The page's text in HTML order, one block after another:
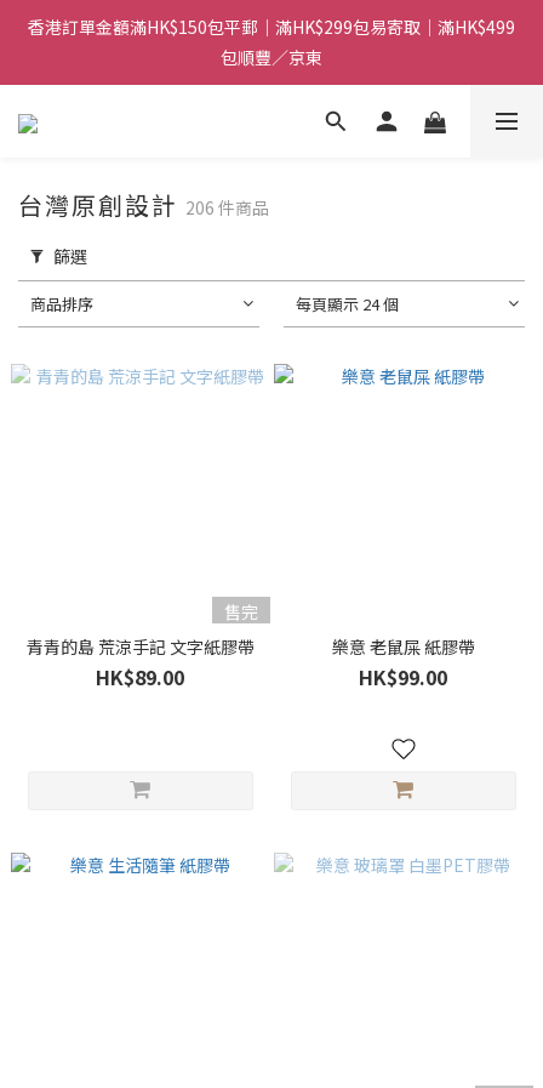
香港訂單金額滿HK$150包平郵｜滿HK$299包易寄取｜滿HK$499
包順豐／京東
香港訂單金額滿HK$150包平郵｜滿HK$299包易寄取｜滿HK$499
包順豐／京東
【網店限定！】指定清貨商品每消費HK$100即享購物金HK$50回
香港訂單金額滿HK$150包平郵｜滿HK$299包易寄取｜滿HK$499
包順豐／京東
台灣原創設計 206 件商品
篩選
商品排序 每頁顯示 24 個
售完
青青的島 荒涼手記 文字紙膠帶
HK$89.00
樂意 老鼠屎 紙膠帶
HK$99.00